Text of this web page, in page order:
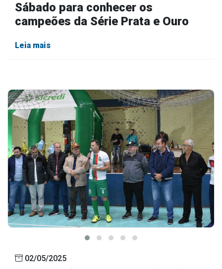
Sábado para conhecer os
campeões da Série Prata e Ouro
Leia mais
02/05/2025